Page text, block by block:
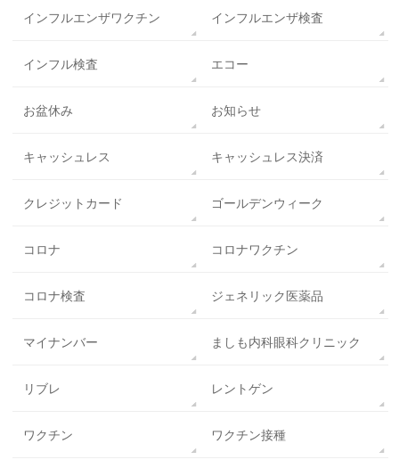
インフルエンザワクチン インフルエンザ検査
インフル検査 エコー
お盆休み お知らせ
キャッシュレス キャッシュレス決済
クレジットカード ゴールデンウィーク
コロナ コロナワクチン
コロナ検査 ジェネリック医薬品
マイナンバー ましも内科眼科クリニック
リブレ レントゲン
ワクチン ワクチン接種